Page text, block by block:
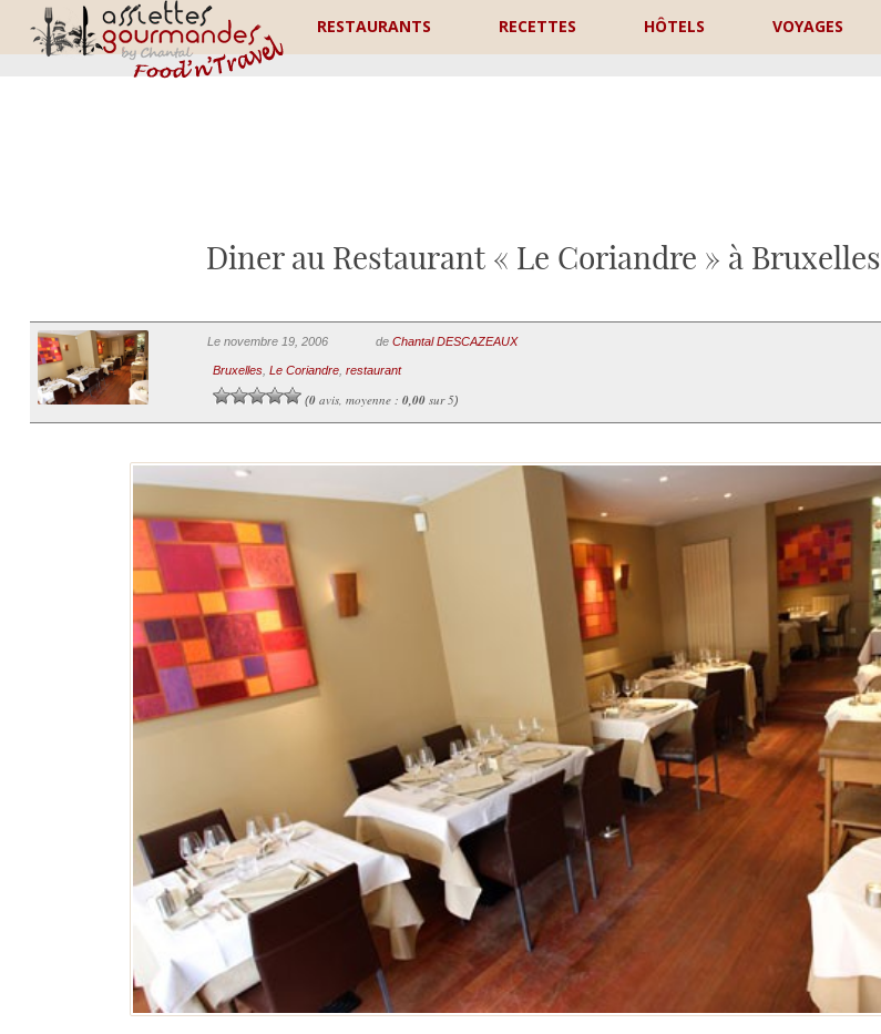
RESTAURANTS RECETTES HÔTELS VOYAGES
Diner au Restaurant « Le Coriandre » à Bruxelles
Le novembre 19, 2006 de Chantal DESCAZEAUX
Bruxelles, Le Coriandre, restaurant
(0avis, moyenne : 0,00sur 5)